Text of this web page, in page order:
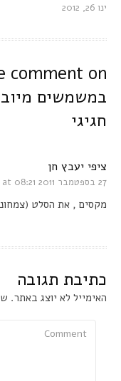
ינו 26, 2012
comment on
במשמשים
חגיגי
ציפי יעבץ חן
27 בספטמבר 2011 at 08:21
מקסים , את הסלט
כתיבת תגובה
האימייל לא יוצג באתר.
Comment